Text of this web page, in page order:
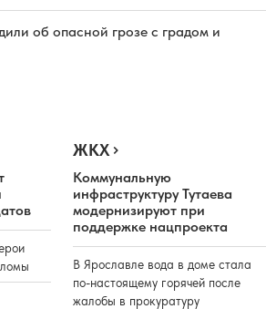
об опасной грозе с градом и
ЖКХ
Коммунальную
инфраструктуру Тутаева
модернизируют при
поддержке нацпроекта
В Ярославле вода в доме стала
по-настоящему горячей после
жалобы в прокуратуру